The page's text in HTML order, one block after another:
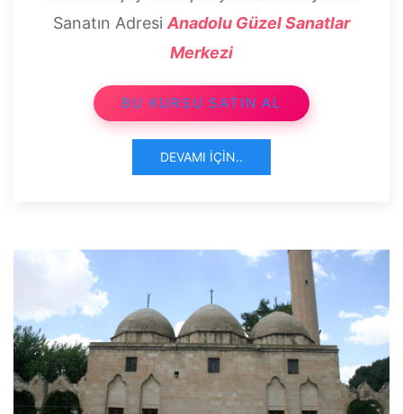
Sanatın Adresi Anadolu Güzel Sanatlar
Merkezi
BU KURSU SATIN AL
DEVAMI İÇIN..